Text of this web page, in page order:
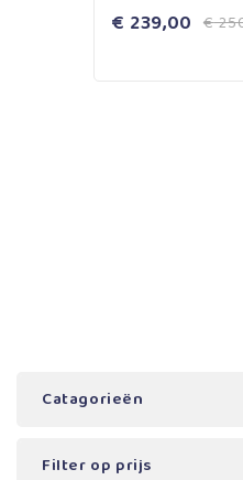
5
€
€ 239,00
Catagorieën
Filter op prijs